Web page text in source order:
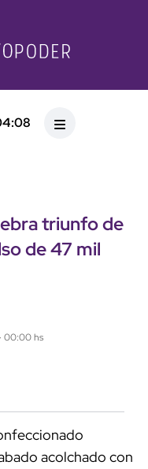
triunfo de
de 47 mil
00:00 hs
acolchado con